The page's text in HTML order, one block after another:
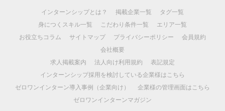
インターンシップとは？ 掲載企業一覧
タグ一覧
身につくスキル一覧
こだわり条件一覧
エリア一覧
お役立ちコラム
サイトマップ プライバシーポリシー
会員規約
会社概要
求人掲載案内
法人向け利用規約
表記規定
インターンシップ採用を検討している企業様はこちら
ゼロワンインターン導入事例（企業向け）
企業様の管理画面はこちら
ゼロワンインターンマガジン